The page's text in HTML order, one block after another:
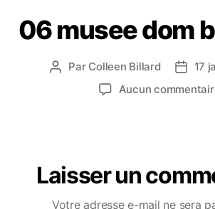
06 musee dom
Par Colleen Billard
17
Aucun
Laisser un
Votre adresse e-mail ne sera